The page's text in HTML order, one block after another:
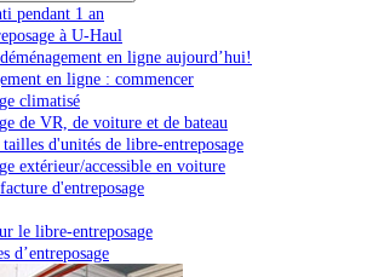
pendant 1 an
à U-Haul
en ligne aujourd’hui!
en ligne : commencer
climatisé
de VR, de voiture et de bateau
tailles d'unités de libre-entreposage
extérieur/accessible en voiture
d'entreposage
le libre-entreposage
d’entreposage